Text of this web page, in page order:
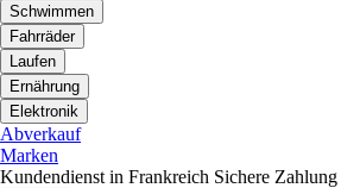
Schwimmen
Fahrräder
Laufen
Ernährung
Elektronik
Abverkauf
Marken
Kundendienst in Frankreich Sichere Zahlung